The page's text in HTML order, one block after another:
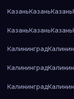
КазаньКазаньКазань
КазаньКазаньКазань
Калининград
Калининград
Калининград